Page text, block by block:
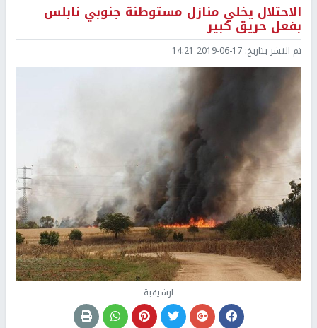
الاحتلال يخلي منازل مستوطنة جنوبي نابلس
بفعل حريق كبير
تم النشر بتاريخ: 2019-06-17 14:21
ارشيفية